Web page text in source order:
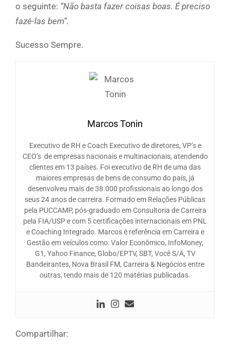
o seguinte: “Não basta fazer coisas boas. É preciso
fazê-las bem”.
Sucesso Sempre.
Marcos Tonin
Executivo de RH e Coach Executivo de diretores, VP’s e
CEO’s de empresas nacionais e multinacionais, atendendo
clientes em 13 países. Foi executivo de RH de uma das
maiores empresas de bens de consumo do país, já
desenvolveu mais de 38.000 profissionais ao longo dos
seus 24 anos de carreira. Formado em Relações Públicas
pela PUCCAMP, pós-graduado em Consultoria de Carreira
pela FIA/USP e com 5 certificações internacionais em PNL
e Coaching Integrado. Marcos é referência em Carreira e
Gestão em veículos como: Valor Econômico, InfoMoney,
G1, Yahoo Finance, Globo/EPTV, SBT, Você S/A, TV
Bandeirantes, Nova Brasil FM, Carreira & Negócios entre
outras, tendo mais de 120 matérias publicadas.
Compartilhar: